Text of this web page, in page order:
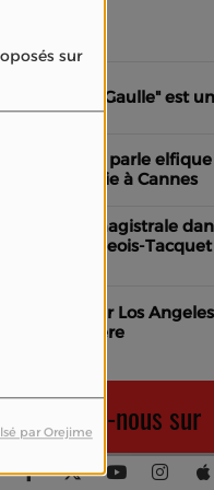
sur
par Orejime
Bataille de Gaulle" est
Cannes parle
- Jérémie à Cannes
Drucker, magistrale
Bourgeois-
de nuit pour Los
Première
Retrouvez-nous sur